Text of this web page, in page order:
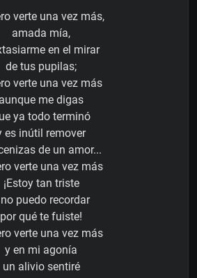
verte una vez más,
amada mía,
en el mirar
de tus pupilas;
verte una vez más
aunque me digas
ya todo terminó
es inútil remover
de un amor...
verte una vez más
¡Estoy tan triste
puedo recordar
por qué te fuiste!
verte una vez más
y en mi agonía
un alivio sentiré